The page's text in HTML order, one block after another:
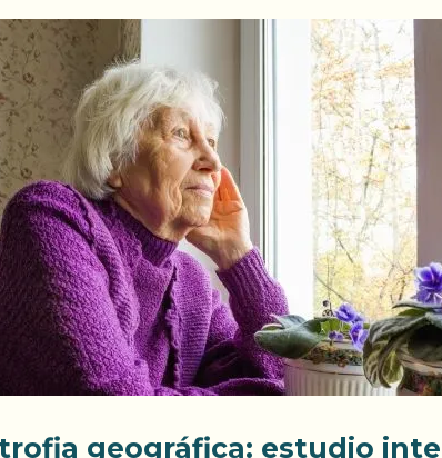
geográfica: estudio